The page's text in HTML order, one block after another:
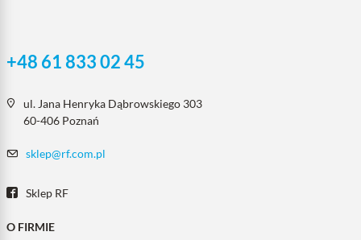
+48 61 833 02 45
ul. Jana Henryka Dąbrowskiego 303
60-406 Poznań
sklep@rf.com.pl
Sklep RF
O FIRMIE